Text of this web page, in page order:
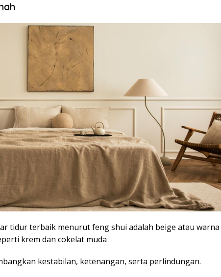
tidur terbaik menurut feng shui adalah beige atau warna
krem dan cokelat muda
kestabilan, ketenangan, serta perlindungan.